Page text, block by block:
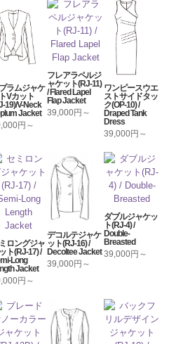
ラムジャケ
Vカット
19)/V-Neck
Jacket
円～
フレアラペルジ
ャケット(RJ-11)
/ Flared Lapel
Flap Jacket
39,000円～
ワンピースウエ
ストサイドタッ
ク(OP-10) /
Draped Tank
Dress
39,000円～
ロングジャ
ト(RJ-17) /
Long
Jacket
円～
デコルテジャケ
ット(RJ-16) /
Decoltee Jacket
39,000円～
ダブルジャケッ
ト(RJ-4) /
Double-
Breasted
39,000円～